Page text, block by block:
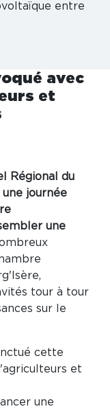
entre
avec
et
Régional du
journée
une
tour à tour
sur le
cette
et
une